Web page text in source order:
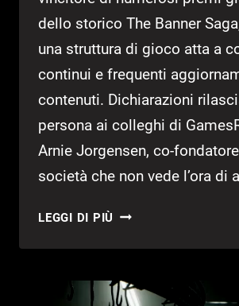
dello storico The Banner
una struttura di gioco atta a
continui e frequenti
contenuti. Dichiarazioni
persona ai colleghi di
Arnie Jorgensen, co-
società che non vede l’ora di
LEGGI DI PIÙ TOWERBORNE
CONTINUAMENTE